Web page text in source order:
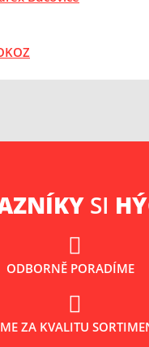
SI
ODBORNĚ PORADÍME
ZA KVALITU